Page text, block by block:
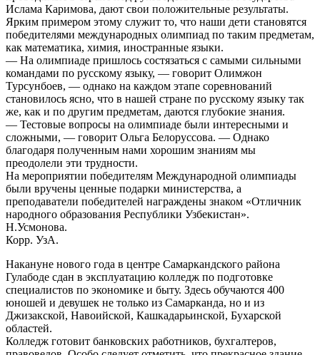
Ислама Каримова, дают свои положительные результаты.
Ярким примером этому служит то, что наши дети становятся
победителями международных олимпиад по таким предметам,
как математика, химия, иностранные языки.
— На олимпиаде пришлось состязаться с самыми сильными
командами по русскому языку, — говорит Олимжон
Турсунбоев, — однако на каждом этапе соревнований
становилось ясно, что в нашей стране по русскому языку так
же, как и по другим предметам, даются глубокие знания.
— Тестовые вопросы на олимпиаде были интересными и
сложными, — говорит Ольга Белоруссова. — Однако
благодаря полученным нами хорошим знаниям мы
преодолели эти трудности.
На мероприятии победителям Международной олимпиады
были вручены ценные подарки министерства, а
преподаватели победителей награждены знаком «Отличник
народного образования Республики Узбекистан».
Н.Усмонова.
Корр. УзА.
Накануне нового года в центре Самаркандского района
Гулабоде сдан в эксплуатацию колледж по подготовке
специалистов по экономике и быту. Здесь обучаются 400
юношей и девушек не только из Самарканда, но и из
Джизакской, Навоийской, Кашкадарьинской, Бухарской
областей.
Колледж готовит банковских работников, бухгалтеров,